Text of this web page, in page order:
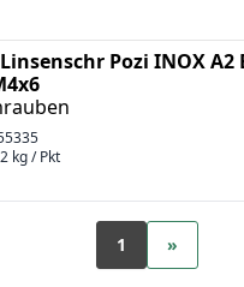
Pozi INOX A2
kg / Pkt
1 »